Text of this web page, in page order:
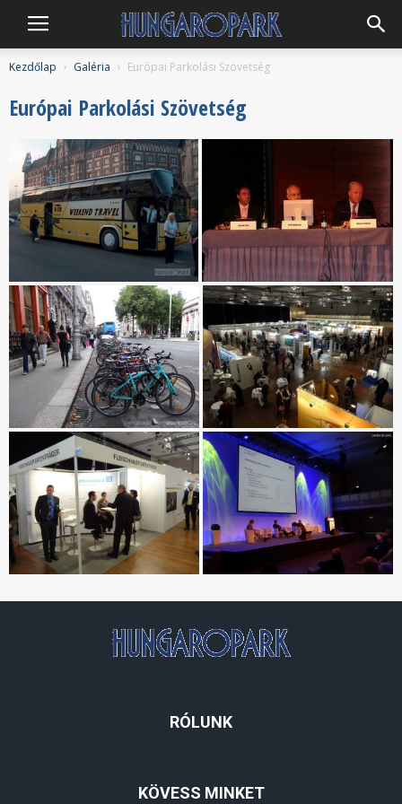
Hungaropark
Kezdőlap Galéria Európai Parkolási Szövetség
Európai Parkolási Szövetség
RÓLUNK
KÖVESS MINKET